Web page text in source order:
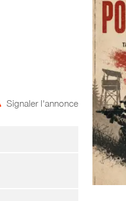
Signaler l'annonce